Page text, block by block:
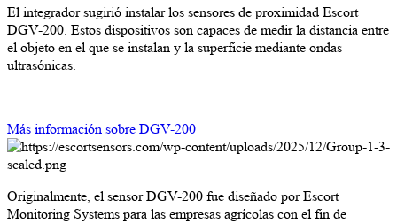
El integrador sugirió instalar los sensores de proximidad Escort
DGV-200. Estos dispositivos son capaces de medir la distancia entre
el objeto en el que se instalan y la superficie mediante ondas
ultrasónicas.
Más información sobre DGV-200
Originalmente, el sensor DGV-200 fue diseñado por Escort
Monitoring Systems para las empresas agrícolas con el fin de